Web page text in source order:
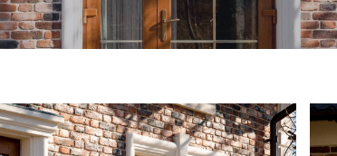
Cercul Prieteniei
Ghiveci
un element
3 elemente